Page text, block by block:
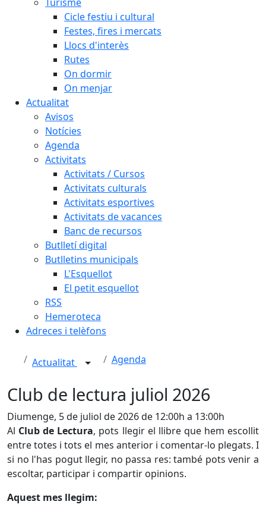
Cicle festiu i cultural
Festes, fires i mercats
Llocs d'interès
Rutes
On dormir
On menjar
Actualitat
Avisos
Notícies
Agenda
Activitats
Activitats / Cursos
Activitats culturals
Activitats esportives
Activitats de vacances
Banc de recursos
Butlletí digital
Butlletins municipals
L'Esquellot
El petit esquellot
RSS
Hemeroteca
Adreces i telèfons
Actualitat Agenda
Club de lectura juliol 2026
Diumenge, 5 de juliol de 2026 de 12:00h a 13:00h
Al Club de Lectura, pots llegir el llibre que hem escollit
entre totes i tots el mes anterior i comentar-lo plegats. I
si no l'has pogut llegir, no passa res: també pots venir a
escoltar, participar i compartir opinions.
Aquest mes llegim: